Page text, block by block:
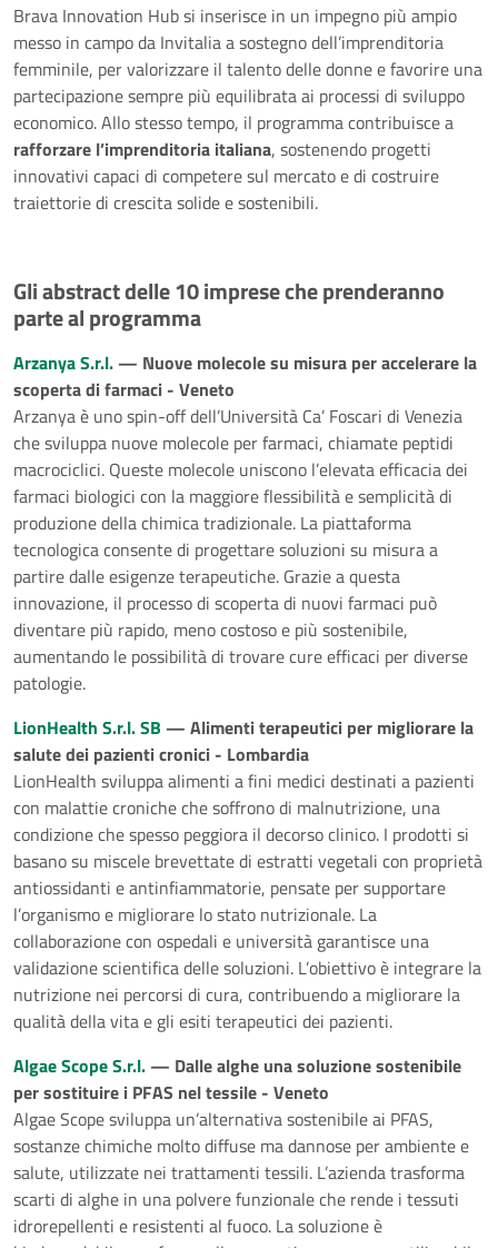
Brava Innovation Hub si inserisce in un impegno più ampio
messo in campo da Invitalia a sostegno dell’imprenditoria
femminile, per valorizzare il talento delle donne e favorire una
partecipazione sempre più equilibrata ai processi di sviluppo
economico. Allo stesso tempo, il programma contribuisce a
rafforzare l’imprenditoria italiana, sostenendo progetti
innovativi capaci di competere sul mercato e di costruire
traiettorie di crescita solide e sostenibili.
Gli abstract delle 10 imprese che prenderanno
parte al programma
Arzanya S.r.l. — Nuove molecole su misura per accelerare la
scoperta di farmaci - Veneto
Arzanya è uno spin-off dell’Università Ca’ Foscari di Venezia
che sviluppa nuove molecole per farmaci, chiamate peptidi
macrociclici. Queste molecole uniscono l’elevata efficacia dei
farmaci biologici con la maggiore flessibilità e semplicità di
produzione della chimica tradizionale. La piattaforma
tecnologica consente di progettare soluzioni su misura a
partire dalle esigenze terapeutiche. Grazie a questa
innovazione, il processo di scoperta di nuovi farmaci può
diventare più rapido, meno costoso e più sostenibile,
aumentando le possibilità di trovare cure efficaci per diverse
patologie.
LionHealth S.r.l. SB — Alimenti terapeutici per migliorare la
salute dei pazienti cronici - Lombardia
LionHealth sviluppa alimenti a fini medici destinati a pazienti
con malattie croniche che soffrono di malnutrizione, una
condizione che spesso peggiora il decorso clinico. I prodotti si
basano su miscele brevettate di estratti vegetali con proprietà
antiossidanti e antinfiammatorie, pensate per supportare
l’organismo e migliorare lo stato nutrizionale. La
collaborazione con ospedali e università garantisce una
validazione scientifica delle soluzioni. L’obiettivo è integrare la
nutrizione nei percorsi di cura, contribuendo a migliorare la
qualità della vita e gli esiti terapeutici dei pazienti.
Algae Scope S.r.l. — Dalle alghe una soluzione sostenibile
per sostituire i PFAS nel tessile - Veneto
Algae Scope sviluppa un’alternativa sostenibile ai PFAS,
sostanze chimiche molto diffuse ma dannose per ambiente e
salute, utilizzate nei trattamenti tessili. L’azienda trasforma
scarti di alghe in una polvere funzionale che rende i tessuti
idrorepellenti e resistenti al fuoco. La soluzione è